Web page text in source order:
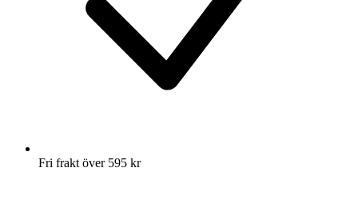
Fri frakt över 595 kr